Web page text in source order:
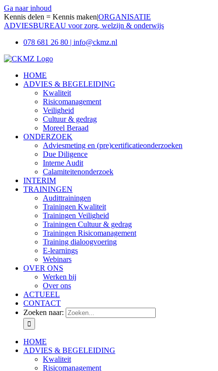
Ga naar inhoud
Kennis delen = Kennis maken|ORGANISATIE
ADVIESBUREAU voor zorg, welzijn & onderwijs
078 681 26 80 | info@ckmz.nl
HOME
ADVIES & BEGELEIDING
Kwaliteit
Risicomanagement
Veiligheid
Cultuur & gedrag
Moreel Beraad
ONDERZOEK
Adviesmeting en (pre)certificatieonderzoeken
Due Diligence
Interne Audit
Calamiteitenonderzoek
INTERIM
TRAININGEN
Audittrainingen
Trainingen Kwaliteit
Trainingen Veiligheid
Trainingen Cultuur & gedrag
Trainingen Risicomanagement
Training dialoogvoering
E-learnings
Webinars
OVER ONS
Werken bij
Over ons
ACTUEEL
CONTACT
Zoeken naar:
HOME
ADVIES & BEGELEIDING
Kwaliteit
Risicomanagement